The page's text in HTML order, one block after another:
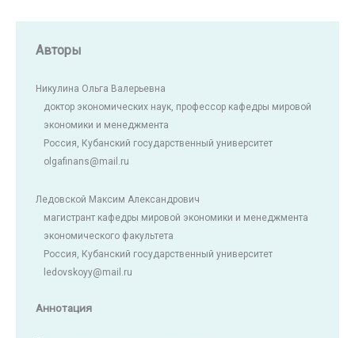
Авторы
Никулина Ольга Валерьевна
доктор экономических наук, профессор кафедры мировой
экономики и менеджмента
Россия, Кубанский государственный университет
olgafinans@mail.ru
Ледовской Максим Александрович
магистрант кафедры мировой экономики и менеджмента
экономического факультета
Россия, Кубанский государственный университет
ledovskoyy@mail.ru
Аннотация